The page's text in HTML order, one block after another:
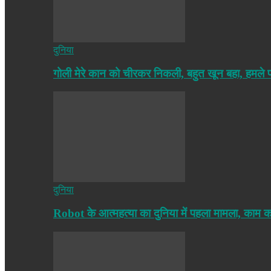
दुनिया
गोली मेरे कान को चीरकर निकली, बहुत खून बहा, हमले
दुनिया
Robot के आत्महत्या का दुनिया में पहला मामला, काम